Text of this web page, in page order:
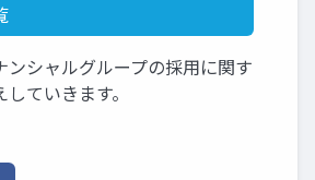
ンシャルグループの採用に関す
ていきます。